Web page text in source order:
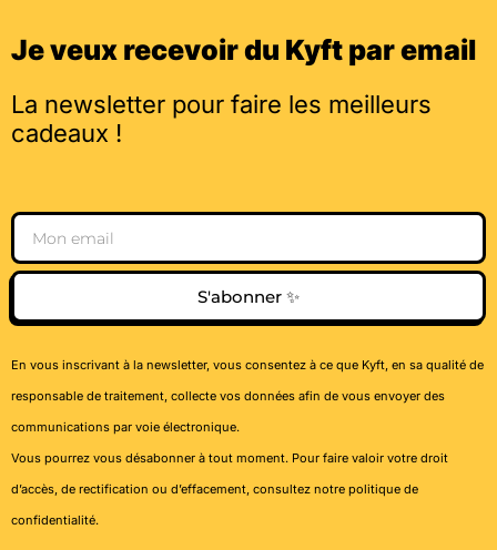
Je veux recevoir du Kyft par email
La newsletter pour faire les meilleurs
cadeaux !
Email
S'abonner ✨
En vous inscrivant à la newsletter, vous consentez à ce que Kyft, en sa qualité de
responsable de traitement, collecte vos données afin de vous envoyer des
communications par voie électronique.
Vous pourrez vous désabonner à tout moment. Pour faire valoir votre droit
d’accès, de rectification ou d’effacement, consultez notre politique de
confidentialité.